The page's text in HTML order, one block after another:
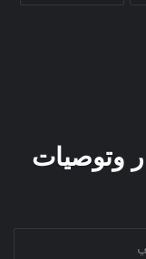
وتوصيات